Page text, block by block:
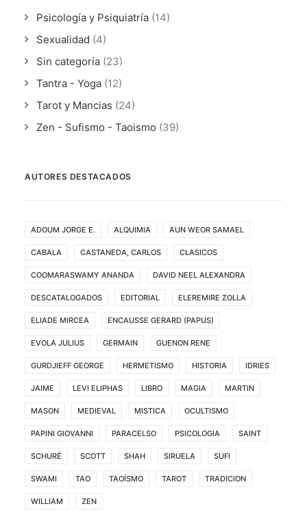
Psicología y Psiquiatría (14)
Sexualidad (4)
Sin categoría (23)
Tantra - Yoga (12)
Tarot y Mancias (24)
Zen - Sufismo - Taoismo (39)
AUTORES DESTACADOS
ADOUM JORGE E. ALQUIMIA AUN WEOR SAMAEL
CABALA CASTANEDA, CARLOS CLASICOS
COOMARASWAMY ANANDA DAVID NEEL ALEXANDRA
DESCATALOGADOS EDITORIAL ELEREMIRE ZOLLA
ELIADE MIRCEA ENCAUSSE GERARD (PAPUS)
EVOLA JULIUS GERMAIN GUENON RENE
GURDJIEFF GEORGE HERMETISMO HISTORIA IDRIES
JAIME LEVI ELIPHAS LIBRO MAGIA MARTIN
MASON MEDIEVAL MISTICA OCULTISMO
PAPINI GIOVANNI PARACELSO PSICOLOGIA SAINT
SCHURÉ SCOTT SHAH SIRUELA SUFI
SWAMI TAO TAOÍSMO TAROT TRADICION
WILLIAM ZEN